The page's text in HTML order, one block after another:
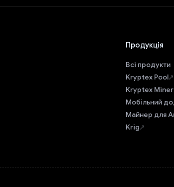
Продукція
Всі продукти
Kryptex Pool
Kryptex Miner
Мобільний
Майнер для
Krig